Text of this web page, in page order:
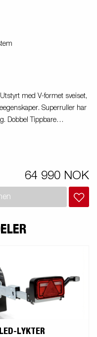
med V-formet sveiset,
Superruller har
Dobbel Tippbare
seg båtens skrog.
godt beskyttet inne i
enkle grep og tilpasses din
sikkerhetswire til bruk når
De uttrekkbare lysbrettene
Lyktene er fullstendig
vise valgfritt
64 990 NOK
LED-LYKTER